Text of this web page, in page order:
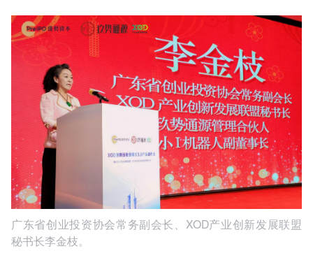
广东省创业投资协会常务副会长、XOD产业创新发展联盟
秘书长李金枝。